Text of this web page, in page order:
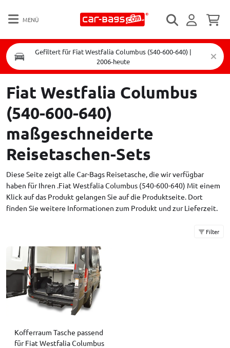
MENÜ
Gefiltert für Fiat Westfalia Columbus (540-600-640) |
2006-heute
Fiat Westfalia Columbus
(540-600-640)
maßgeschneiderte
Reisetaschen-Sets
Diese Seite zeigt alle Car-Bags Reisetasche, die wir verfügbar
haben für Ihren .Fiat Westfalia Columbus (540-600-640) Mit einem
Klick auf das Produkt gelangen Sie auf die Produktseite. Dort
finden Sie weitere Informationen zum Produkt und zur Lieferzeit.
Filter
Kofferraum Tasche passend
für Fiat Westfalia Columbus